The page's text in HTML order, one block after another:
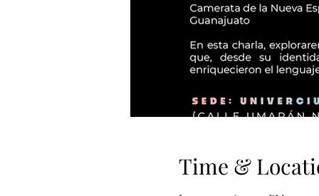
Time &